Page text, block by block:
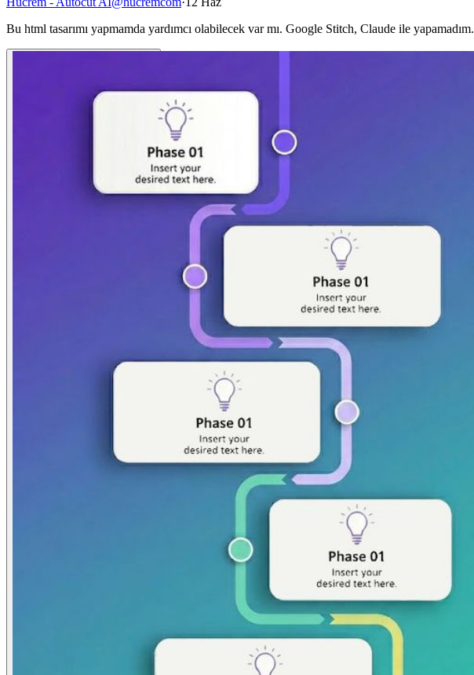
Bu html tasarımı yapmamda yardımcı olabilecek var mı. Google Stitch, Claude ile yapamadım.